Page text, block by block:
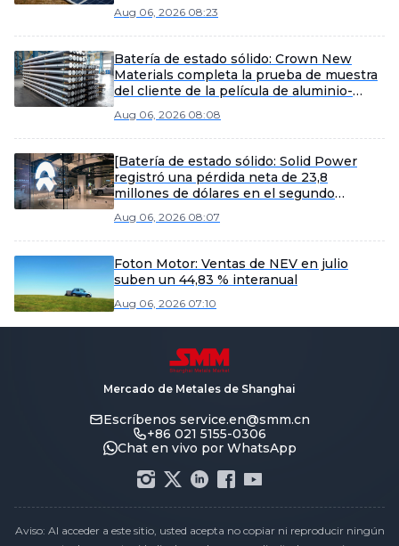
en masa establecida]
Aug 06, 2026 08:23
Batería de estado sólido: Crown New
Materials completa la prueba de muestra
del cliente de la película de aluminio-
una resistencia a altas temperaturas
sustancialmente mejorada
Aug 06, 2026 08:08
[Batería de estado sólido: Solid Power
registró una pérdida neta de 23,8
millones de dólares en el segundo
línea de producción de prueba de
electrolito continuo avanza según lo
planeado]
Aug 06, 2026 08:07
Foton Motor: Ventas de NEV en julio
suben un 44,83 % interanual
Aug 06, 2026 07:10
Mercado de Metales de Shanghai
Escríbenos service.en@smm.cn
+86 021 5155-0306
Chat en vivo por WhatsApp
Aviso: Al acceder a este sitio, usted acepta no copiar ni reproducir ningún